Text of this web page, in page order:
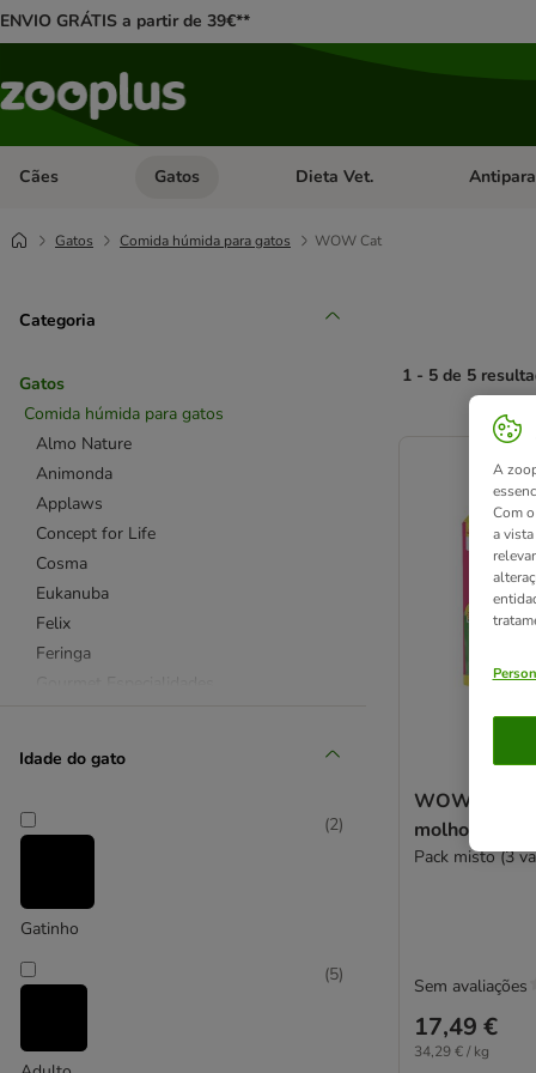
ENVIO GRÁTIS a partir de 39€**
Cães Abrir menu de categoria: Cães
Gatos Abrir menu de categoria: Gatos
Dieta Vet. Abrir
Gatos Comida húmida para gatos WOW Cat
Categoria
Gatos
Comida húmida para gatos
Almo Nature
Animonda
Applaws
Concept for Life
Cosma
Eukanuba
Felix
Feringa
Royal Canin Feline
Schesir
Whiskas
Affinity Advance Veterinary Diets
Hill's Prescription Diet
Idade do gato
Gatinho
(2)
(5)
1 - 5 de 5
product items
WOW Cat
molho 6 x 85 g
Pack misto (3
17,49 €
34,29 € / kg
Sem avaliações
A
Com
a